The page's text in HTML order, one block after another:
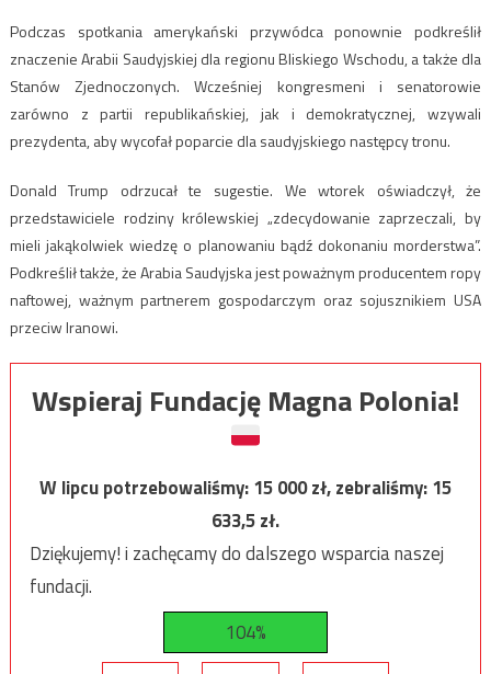
Podczas spotkania amerykański przywódca ponownie podkreślił
znaczenie Arabii Saudyjskiej dla regionu Bliskiego Wschodu, a także dla
Stanów Zjednoczonych. Wcześniej kongresmeni i senatorowie
zarówno z partii republikańskiej, jak i demokratycznej, wzywali
prezydenta, aby wycofał poparcie dla saudyjskiego następcy tronu.
Donald Trump odrzucał te sugestie. We wtorek oświadczył, że
przedstawiciele rodziny królewskiej „zdecydowanie zaprzeczali, by
mieli jakąkolwiek wiedzę o planowaniu bądź dokonaniu morderstwa”.
Podkreślił także, że Arabia Saudyjska jest poważnym producentem ropy
naftowej, ważnym partnerem gospodarczym oraz sojusznikiem USA
przeciw Iranowi.
Wspieraj Fundację Magna Polonia!
W lipcu potrzebowaliśmy:15 000zł, zebraliśmy:15
633,5zł.
Dziękujemy! i zachęcamy do dalszego wsparcia naszej
fundacji.
104%